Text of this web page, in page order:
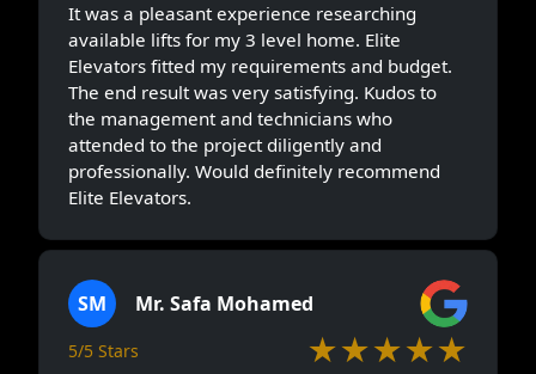
It was a pleasant experience researching
available lifts for my 3 level home. Elite
Elevators fitted my requirements and budget.
The end result was very satisfying. Kudos to
the management and technicians who
attended to the project diligently and
professionally. Would definitely recommend
Elite Elevators.
SM Mr. Safa Mohamed
5/5 Stars ★★★★★